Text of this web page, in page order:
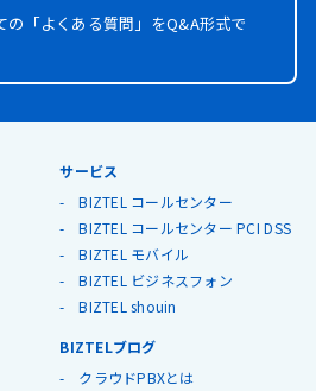
の「よくある質問」をQ&A形式で
サービス
BIZTEL コールセンター
BIZTEL コールセンター PCI DSS
BIZTEL モバイル
BIZTEL ビジネスフォン
BIZTEL shouin
BIZTELブログ
クラウドPBXとは